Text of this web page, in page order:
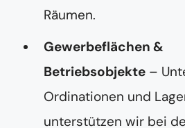
Räumen.
Gewerbeflächen &
Betriebsobjekte –
Ordinationen und
unterstützen wir bei